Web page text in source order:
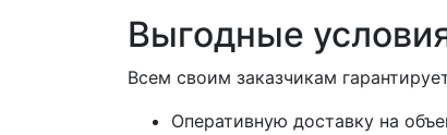
Выгодные
Всем своим заказчикам
Оперативную доставку на